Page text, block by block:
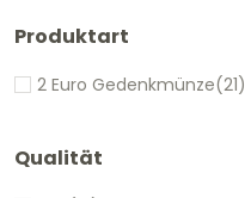
Produktart
2 Euro Gedenkmünze(21)
Qualität